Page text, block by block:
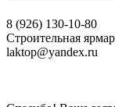
8 (926) 130-10-80
Строительная
laktop@yandex.ru